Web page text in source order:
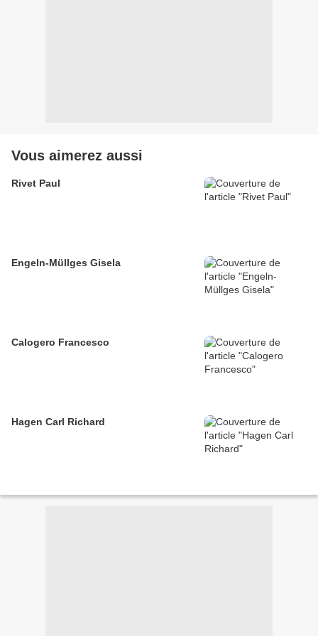
Vous aimerez aussi
Rivet Paul
Engeln-Müllges Gisela
Calogero Francesco
Hagen Carl Richard